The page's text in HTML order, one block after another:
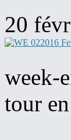
20
week-
tour